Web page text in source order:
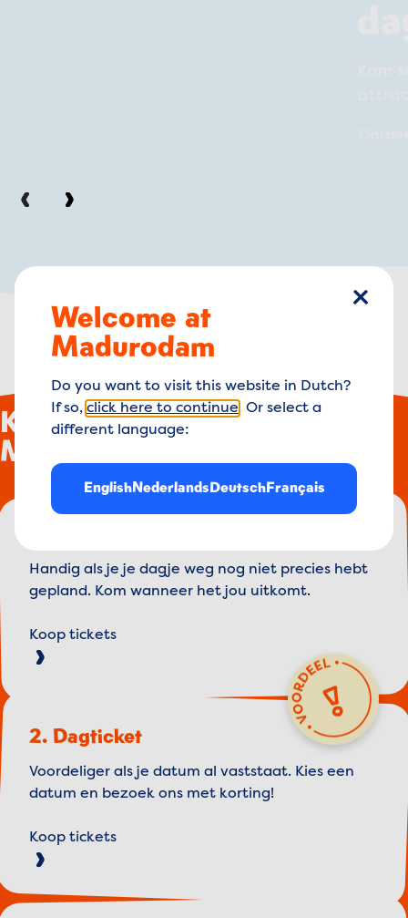
Koop je ticket voor
Madurodam!
Handig als je je dagje weg nog niet precies hebt
gepland. Kom wanneer het jou uitkomt.
Koop tickets
2. Dagticket
Voordeliger als je datum al vaststaat. Kies een
datum en bezoek ons met korting!
Koop tickets
sluiten
Welcome at
Madurodam
Do you want to visit this website in Dutch?
If so, click here to continue . Or select a
different language:
EnglishNederlandsDeutschFrançais